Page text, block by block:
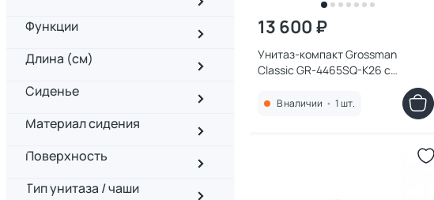
Функции
Длина (см)
Сиденье
Материал сидения
Поверхность
Тип унитаза / чаши
13 600 ₽
Унитаз-компакт Grossman
Classic GR-4465SQ-K26 с
В наличии • 1 шт.